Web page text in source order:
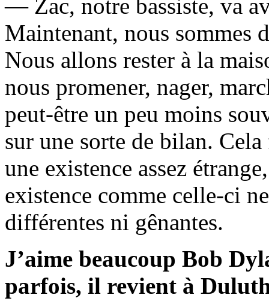
— Zac, notre bassiste, va
Maintenant, nous sommes
Nous allons rester à la
nous promener, nager,
peut-être un peu moins
sur une sorte de bilan.
une existence assez
existence comme celle-ci
différentes ni gênantes.
J’aime beaucoup Bob
parfois, il revient à